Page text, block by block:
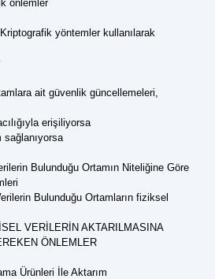
önlemler
yöntemler kullanılarak
ait güvenlik güncellemeleri,
erişiliyorsa
Bulunduğu Ortamın Niteliğine Göre
Bulunduğu Ortamların fiziksel
VERİLERİN AKTARILMASINA
ÖNLEMLER
Ürünleri İle Aktarım